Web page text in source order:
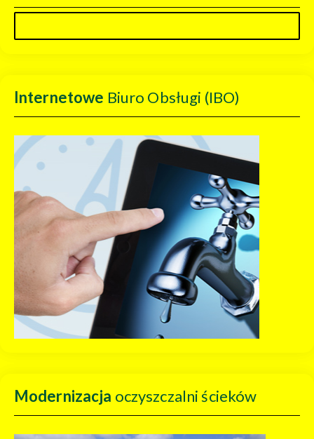
Internetowe Biuro Obsługi (IBO)
Modernizacja oczyszczalni ścieków